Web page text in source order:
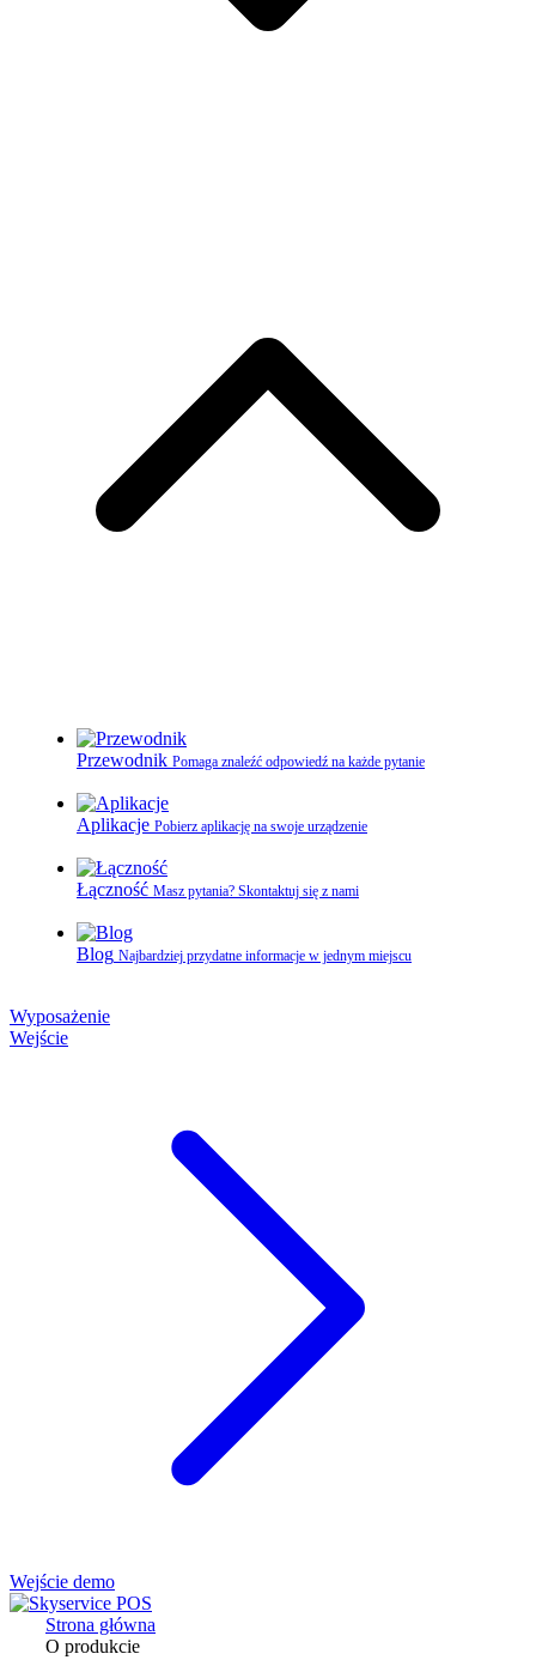
Przewodnik Pomaga znaleźć odpowiedź na każde pytanie
Aplikacje Pobierz aplikację na swoje urządzenie
Łączność Masz pytania? Skontaktuj się z nami
Blog Najbardziej przydatne informacje w jednym miejscu
Wyposażenie
Wejście
Wejście demo
Strona główna
O produkcie